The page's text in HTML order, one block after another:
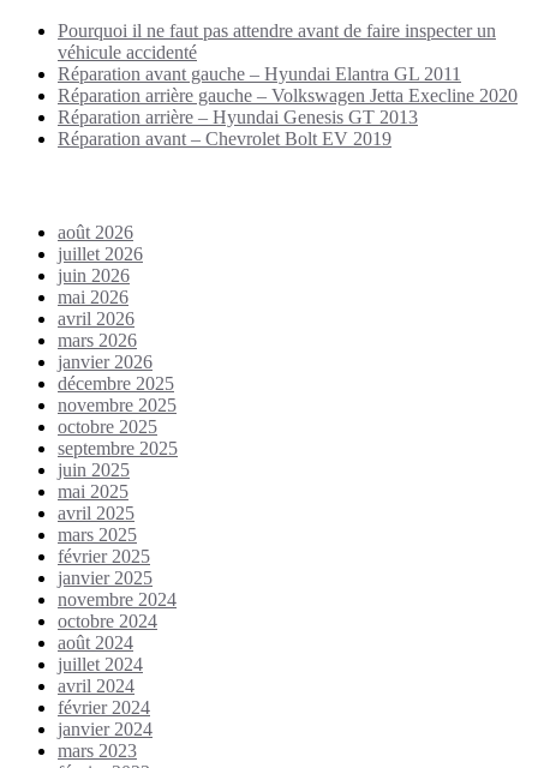
Pourquoi il ne faut pas attendre avant de faire inspecter un
véhicule accidenté
Réparation avant gauche – Hyundai Elantra GL 2011
Réparation arrière gauche – Volkswagen Jetta Execline 2020
Réparation arrière – Hyundai Genesis GT 2013
Réparation avant – Chevrolet Bolt EV 2019
août 2026
juillet 2026
juin 2026
mai 2026
avril 2026
mars 2026
janvier 2026
décembre 2025
novembre 2025
octobre 2025
septembre 2025
juin 2025
mai 2025
avril 2025
mars 2025
février 2025
janvier 2025
novembre 2024
octobre 2024
août 2024
juillet 2024
avril 2024
février 2024
janvier 2024
mars 2023